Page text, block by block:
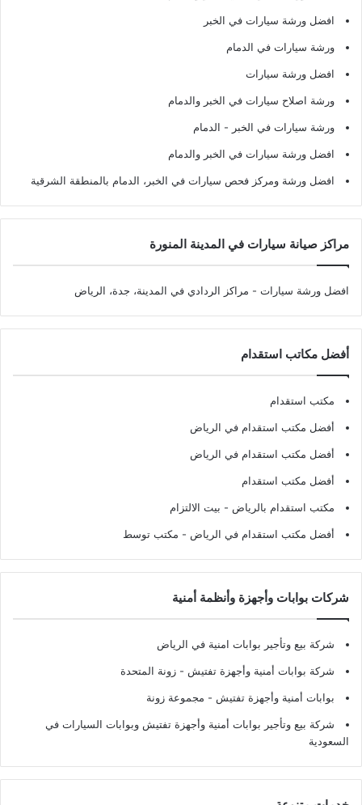
افضل ورشة سيارات في الخبر
ورشة سيارات في الدمام
افضل ورشة سيارات
ورشة اصلاح سيارات في الخبر والدمام
ورشة سيارات في الخبر - الدمام
افضل ورشة سيارات في الخبر والدمام
افضل ورشة ومركز فحص سيارات في الخبر، الدمام بالمنطقة الشرقية
مراكز صيانة سيارات في المدينة المنورة
افضل ورشة سيارات - مراكز الردادي في المدينة، جدة، الرياض
أفضل مكاتب استقدام
مكتب استقدام
أفضل مكتب استقدام في الرياض
أفضل مكتب استقدام في الرياض
أفضل مكتب استقدام
مكتب استقدام بالرياض - بيت الالتزام
أفضل مكتب استقدام في الرياض - مكتب توسط
شركات بوابات وأجهزة وأنظمة أمنية
شركة بيع وتأجير بوابات امنية في الرياض
شركة بوابات أمنية وأجهزة تفتيش - زونة المتحدة
بوابات أمنية وأجهزة تفتيش - مجموعة زونة
شركة بيع وتأجير بوابات أمنية وأجهزة تفتيش وبوابات السيارات في
السعودية